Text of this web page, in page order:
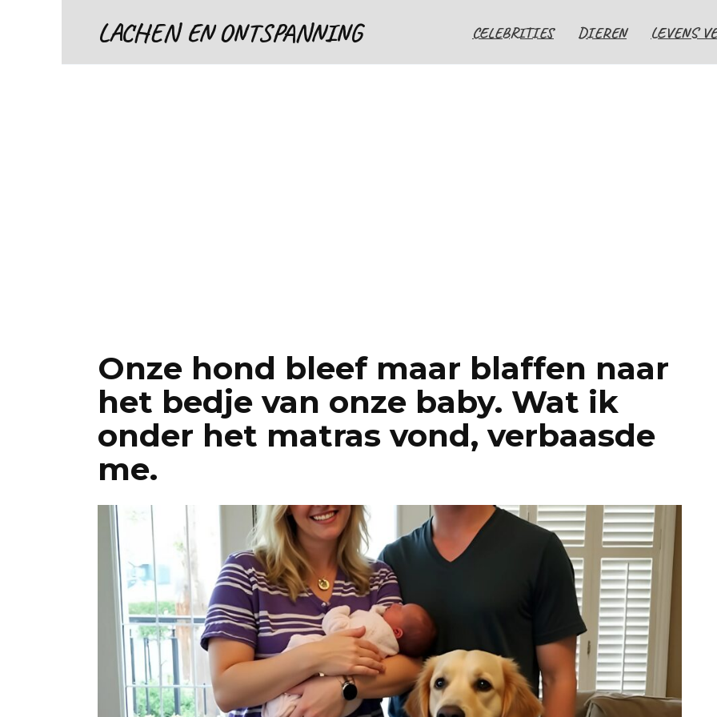
LACHEN EN ONTSPANNING CELEBRITIES DIEREN LEVENS
Onze hond bleef maar blaffen naar
het bedje van onze baby. Wat ik
onder het matras vond, verbaasde
me.